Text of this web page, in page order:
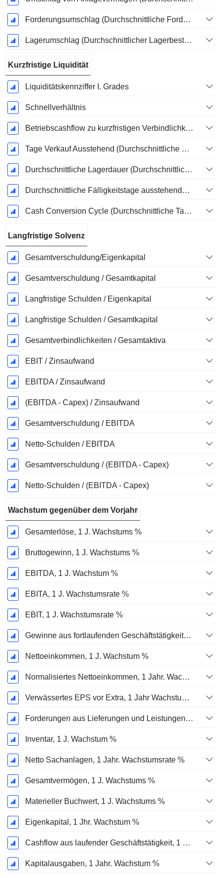
Forderungsumschlag (Durchschnittliche Forderungen)
Lagerumschlag (Durchschnittlicher Lagerbestand)
Kurzfristige Liquidität
Liquiditätskennziffer I. Grades
Schnellverhältnis
Betriebscashflow zu kurzfristigen Verbindlichkeiten
Tage Verkauf Ausstehend (Durchschnittliche Forderungen)
Durchschnittliche Lagerdauer (Durchschnittlicher Lagerbestand)
Durchschnittliche Fälligkeitstage ausstehender Zahlungen
Cash Conversion Cycle (Durchschnittliche Tage)
Langfristige Solvenz
Gesamtverschuldung/Eigenkapital
Gesamtverschuldung / Gesamtkapital
Langfristige Schulden / Eigenkapital
Langfristige Schulden / Gesamtkapital
Gesamtverbindlichkeiten / Gesamtaktiva
EBIT / Zinsaufwand
EBITDA / Zinsaufwand
(EBITDA - Capex) / Zinsaufwand
Gesamtverschuldung / EBITDA
Netto-Schulden / EBITDA
Gesamtverschuldung / (EBITDA - Capex)
Netto-Schulden / (EBITDA - Capex)
Wachstum gegenüber dem Vorjahr
Gesamterlöse, 1 J. Wachstums %
Bruttogewinn, 1 J. Wachstums %
EBITDA, 1 J. Wachstum %
EBITA, 1 J. Wachstumsrate %
EBIT, 1 J. Wachstumsrate %
Gewinne aus fortlaufenden Geschäftstätigkeiten, 1 Jahr Wachstumsrate %
Nettoeinkommen, 1 J. Wachstum %
Normalisiertes Nettoeinkommen, 1 Jahr. Wachstums %
Verwässertes EPS vor Extra, 1 Jahr Wachstumsrate %
Forderungen aus Lieferungen und Leistungen, 1 Jahr Wachstum %
Inventar, 1 J. Wachstum %
Netto Sachanlagen, 1 Jahr. Wachstumsrate %
Gesamtvermögen, 1 J. Wachstums %
Materieller Buchwert, 1 J. Wachstums %
Eigenkapital, 1 Jhr. Wachstum %
Cashflow aus laufender Geschäftstätigkeit, 1 Jähriges Wachstum in %
Kapitalausgaben, 1 Jahr. Wachstum %